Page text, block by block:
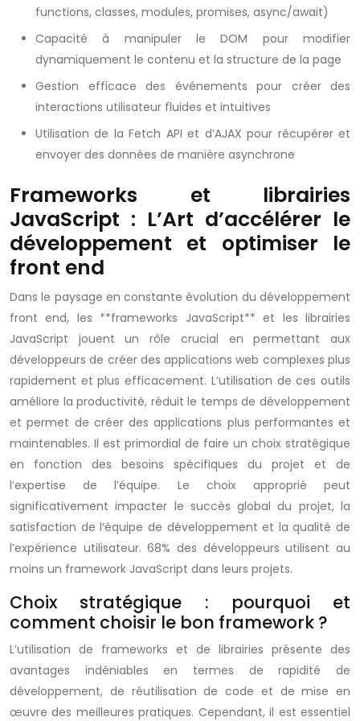
functions, classes, modules, promises, async/await)
Capacité à manipuler le DOM pour modifier
dynamiquement le contenu et la structure de la page
Gestion efficace des événements pour créer des
interactions utilisateur fluides et intuitives
Utilisation de la Fetch API et d’AJAX pour récupérer et
envoyer des données de manière asynchrone
Frameworks et librairies
JavaScript : L’Art d’accélérer le
développement et optimiser le
front end
Dans le paysage en constante évolution du développement
front end, les **frameworks JavaScript** et les librairies
JavaScript jouent un rôle crucial en permettant aux
développeurs de créer des applications web complexes plus
rapidement et plus efficacement. L’utilisation de ces outils
améliore la productivité, réduit le temps de développement
et permet de créer des applications plus performantes et
maintenables. Il est primordial de faire un choix stratégique
en fonction des besoins spécifiques du projet et de
l’expertise de l’équipe. Le choix approprié peut
significativement impacter le succès global du projet, la
satisfaction de l’équipe de développement et la qualité de
l’expérience utilisateur. 68% des développeurs utilisent au
moins un framework JavaScript dans leurs projets.
Choix stratégique : pourquoi et
comment choisir le bon framework ?
L’utilisation de frameworks et de librairies présente des
avantages indéniables en termes de rapidité de
développement, de réutilisation de code et de mise en
œuvre des meilleures pratiques. Cependant, il est essentiel